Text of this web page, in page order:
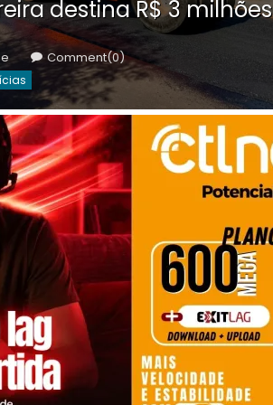
destina R$ 3 milhões
Comment(0)